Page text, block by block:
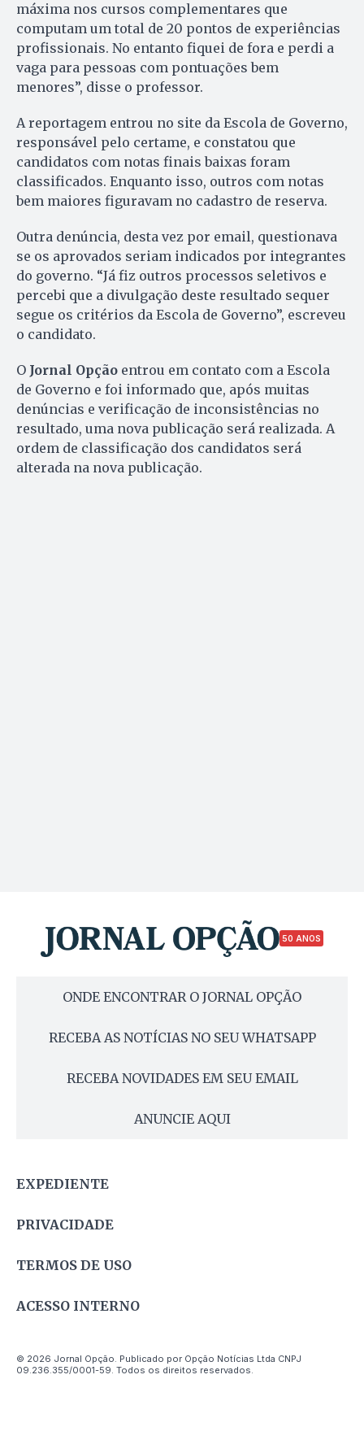
máxima nos cursos complementares que
computam um total de 20 pontos de experiências
profissionais. No entanto fiquei de fora e perdi a
vaga para pessoas com pontuações bem
menores”, disse o professor.
A reportagem entrou no site da Escola de Governo,
responsável pelo certame, e constatou que
candidatos com notas finais baixas foram
classificados. Enquanto isso, outros com notas
bem maiores figuravam no cadastro de reserva.
Outra denúncia, desta vez por email, questionava
se os aprovados seriam indicados por integrantes
do governo. “Já fiz outros processos seletivos e
percebi que a divulgação deste resultado sequer
segue os critérios da Escola de Governo”, escreveu
o candidato.
O Jornal Opção entrou em contato com a Escola
de Governo e foi informado que, após muitas
denúncias e verificação de inconsistências no
resultado, uma nova publicação será realizada. A
ordem de classificação dos candidatos será
alterada na nova publicação.
50 ANOS
ONDE ENCONTRAR O JORNAL OPÇÃO
RECEBA AS NOTÍCIAS NO SEU WHATSAPP
RECEBA NOVIDADES EM SEU EMAIL
ANUNCIE AQUI
EXPEDIENTE
PRIVACIDADE
TERMOS DE USO
ACESSO INTERNO
© 2026 Jornal Opção. Publicado por Opção Notícias Ltda CNPJ
09.236.355/0001-59. Todos os direitos reservados.